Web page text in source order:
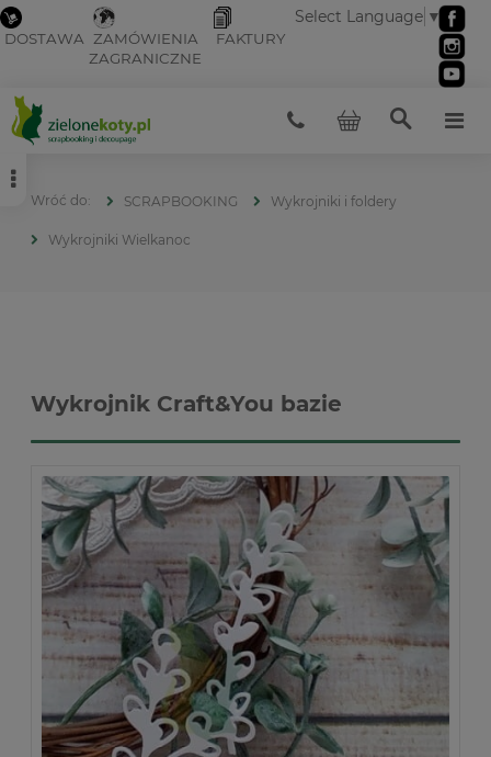
DOSTAWA ZAMÓWIENIA
ZAGRANICZNE
FAKTURY
Select Language ▼
SCRAPBOOKING Wykrojniki i foldery
Wykrojniki Wielkanoc
Wykrojnik Craft&You bazie